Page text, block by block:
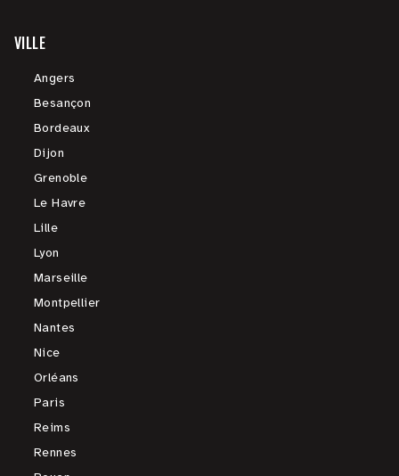
VILLE
Angers
Besançon
Bordeaux
Dijon
Grenoble
Le Havre
Lille
Lyon
Marseille
Montpellier
Nantes
Nice
Orléans
Paris
Reims
Rennes